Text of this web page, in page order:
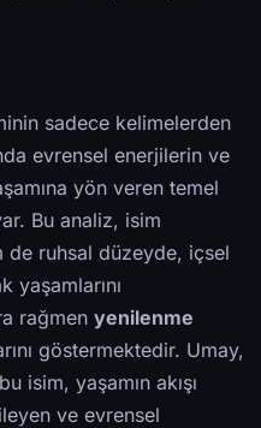
sadece kelimelerden
evrensel enerjilerin ve
yön veren temel
Bu analiz, isim
de ruhsal düzeyde, içsel
yaşamlarını
rağmen yenilenme
göstermektedir. Umay,
isim, yaşamın akışı
ve evrensel